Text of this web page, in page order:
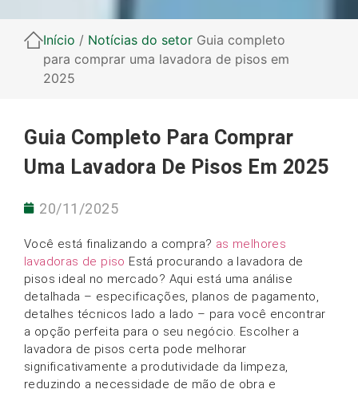
Início / Notícias do setor Guia completo
para comprar uma lavadora de pisos em
2025
Guia Completo Para Comprar
Uma Lavadora De Pisos Em 2025
20/11/2025
Você está finalizando a compra? as melhores
lavadoras de piso Está procurando a lavadora de
pisos ideal no mercado? Aqui está uma análise
detalhada – especificações, planos de pagamento,
detalhes técnicos lado a lado – para você encontrar
a opção perfeita para o seu negócio. Escolher a
lavadora de pisos certa pode melhorar
significativamente a produtividade da limpeza,
reduzindo a necessidade de mão de obra e